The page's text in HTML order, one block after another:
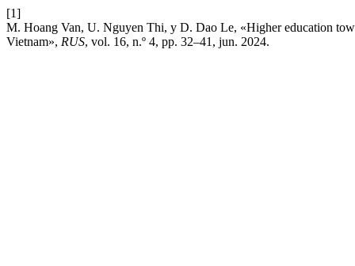
[1]
M. Hoang Van, U. Nguyen Thi, y D. Dao Le, «Higher education
Vietnam», RUS, vol. 16, n.º 4, pp. 32–41, jun. 2024.